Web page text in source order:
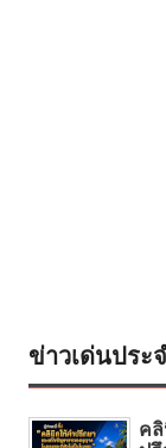
ข่าวเด่นประ
ค